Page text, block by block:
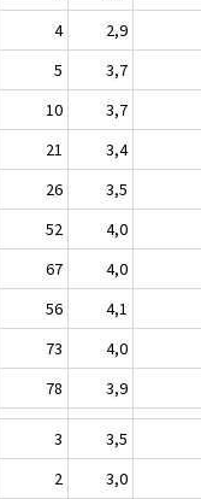
4 2,9
5 3,7
10 3,7
21 3,4
26 3,5
52 4,0
67 4,0
56 4,1
73 4,0
78 3,9
3 3,5
2 3,0